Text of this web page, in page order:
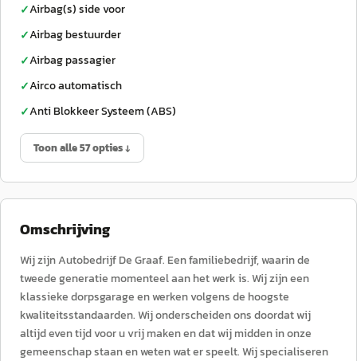
✓Airbag(s) side voor
✓Airbag bestuurder
✓Airbag passagier
✓Airco automatisch
✓Anti Blokkeer Systeem (ABS)
Toon alle 57 opties ↓
Omschrijving
Wij zijn Autobedrijf De Graaf. Een familiebedrijf, waarin de
tweede generatie momenteel aan het werk is. Wij zijn een
klassieke dorpsgarage en werken volgens de hoogste
kwaliteitsstandaarden. Wij onderscheiden ons doordat wij
altijd even tijd voor u vrij maken en dat wij midden in onze
gemeenschap staan en weten wat er speelt. Wij specialiseren